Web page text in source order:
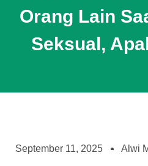
Orang Lain
Seksual,
September 11, 2025 Alwi